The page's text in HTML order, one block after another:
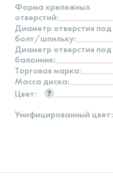
Форма крепежных
отверстий:
Диаметр отверстия под
болт/шпильку:
Диаметр отверстия под
балонник:
Торговая марка:
Масса диска:
Цвет:
Унифицированный цвет: